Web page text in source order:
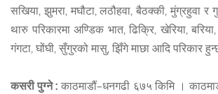
सखिया, झुमरा, मघौटा, लठौहवा, बैठक्की, मुंग्रहुवा
थारु परिकारमा अण्डिक भात, ढिक्रि, खेरिया,
गंगटा, घोंघी, सुँगुरको मासु, झिँगे माछा आदि परिकार
कसरी पुग्ने :काठमाडौं–धनगढी ६७५ किमि ।